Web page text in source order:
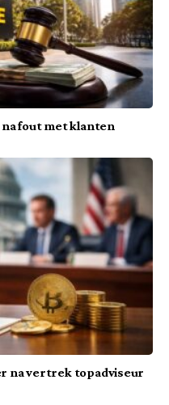
fout met klanten
na vertrek topadviseur